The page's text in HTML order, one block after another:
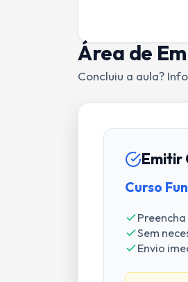
Área de
Concluiu a aula?
Emitir
Curso
Sem
Envio